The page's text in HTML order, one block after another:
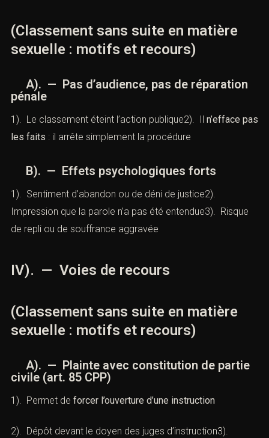
III). — Conséquences pour la
victime
(Classement sans suite en matière
sexuelle : motifs et recours)
A). — Pas d’audience, pas de réparation
1). Le classement éteint l’action publique2). Iln’efface
pas les faits: il arrête simplement la procédure
B). — Effets psychologiques forts
Impression que la parole n’a pas été entendue3). Risque
de repli ou de souffrance aggravée
IV). — Voies de recours
(Classement sans suite en matière
sexuelle : motifs et recours)
partie civile (art. 85 CPP )